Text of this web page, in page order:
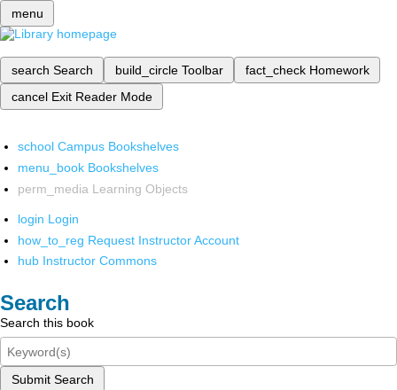
menu
search Search build_circle Toolbar fact_check Homework
cancel Exit Reader Mode
school Campus Bookshelves
menu_book Bookshelves
perm_media Learning Objects
login Login
how_to_reg Request Instructor Account
hub Instructor Commons
Search
Search this book
Submit Search